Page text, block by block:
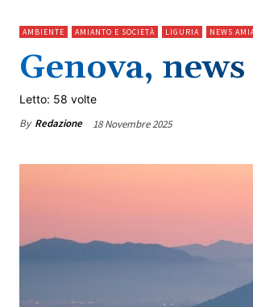
AMBIENTE AMIANTO E SOCIETÀ LIGURIA NEWS
Genova,
Letto: 58 volte
By Redazione 18 Novembre 2025